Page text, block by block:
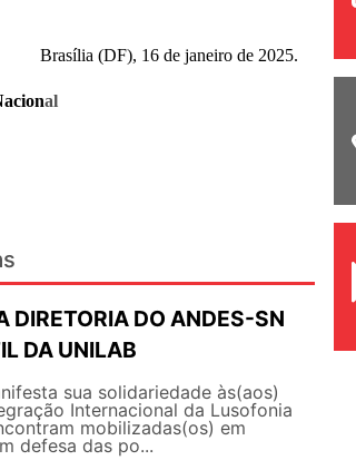
(DF), 16 de janeiro de 2025.
al
DIRETORIA DO ANDES-SN
DA UNILAB
sua solidariedade às(aos)
Internacional da Lusofonia
mobilizadas(os) em
defesa das po...